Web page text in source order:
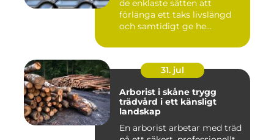
de enklaste sätten att
förlänga ett taks livslängd
och samtidigt ge he...
31. jul
Arborist i skåne trygg
trädvård i ett känsligt
landskap
En arborist arbetar med träd